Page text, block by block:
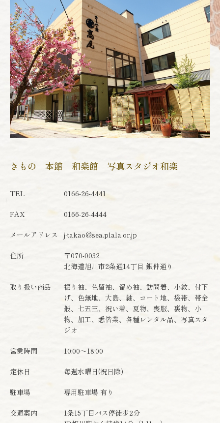
きもの 本館 和楽館 写真スタジオ和楽
TEL 0166-26-4441
FAX 0166-26-4444
メールアドレス j-takao@sea.plala.or.jp
住所
〒070-0032
北海道旭川市2条通14丁目 銀仲通り
取り扱い商品
振り袖、色留袖、留め袖、訪問着、小紋、付下
げ、色無地、大島、紬、コート地、袋帯、帯全
般、七五三、祝い着、夏物、喪服、裏物、小
物、加工、悉皆業、各種レンタル品、写真スタ
ジオ
営業時間 10:00～18:00
定休日 毎週水曜日(祝日除)
駐車場 専用駐車場 有り
交通案内
1条15丁目バス停徒歩2分